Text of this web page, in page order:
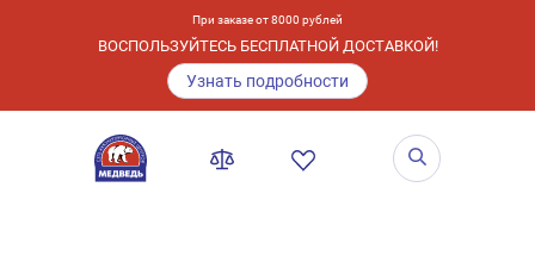
При заказе от 8000 рублей
ВОСПОЛЬЗУЙТЕСЬ БЕСПЛАТНОЙ ДОСТАВКОЙ!
Узнать подробности